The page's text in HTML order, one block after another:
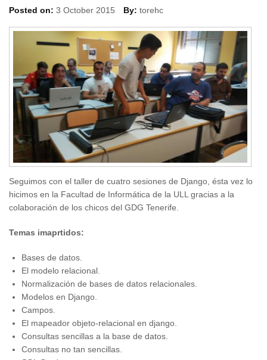
Posted on: 3 October 2015 By: torehc
Seguimos con el taller de cuatro sesiones de Django, ésta vez lo
hicimos en la Facultad de Informática de la ULL gracias a la
colaboración de los chicos del GDG Tenerife.
Temas imaprtidos:
Bases de datos.
El modelo relacional.
Normalización de bases de datos relacionales.
Modelos en Django.
Campos.
El mapeador objeto-relacional en django.
Consultas sencillas a la base de datos.
Consultas no tan sencillas.